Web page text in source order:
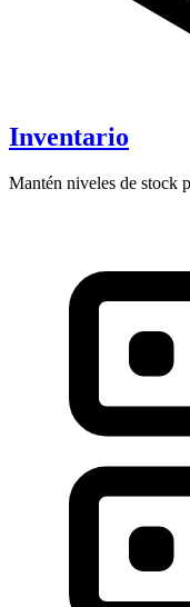
Inventario
Mantén niveles de stock